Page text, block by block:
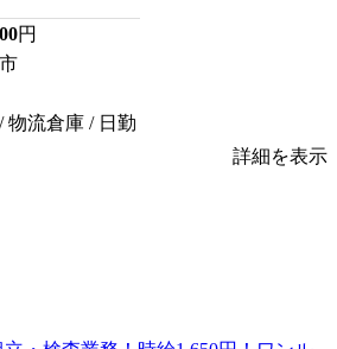
円
物流倉庫 / 日勤
詳細を表示